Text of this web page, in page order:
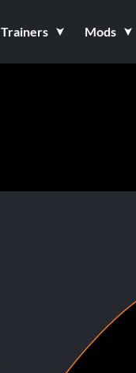
Trainers Mods